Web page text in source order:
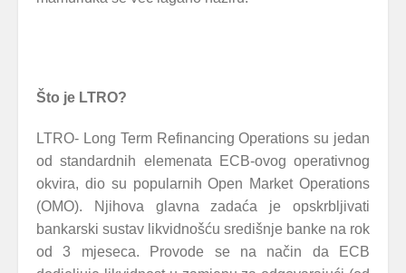
Što je LTRO?
LTRO- Long Term Refinancing Operations su jedan
od standardnih elemenata ECB-ovog operativnog
okvira, dio su popularnih Open Market Operations
(OMO). Njihova glavna zadaća je opskrbljivati
bankarski sustav likvidnošću središnje banke na rok
od 3 mjeseca. Provode se na način da ECB